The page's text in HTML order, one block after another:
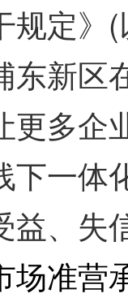
规定》
东新区
更多企
下一体
益、失
准营承